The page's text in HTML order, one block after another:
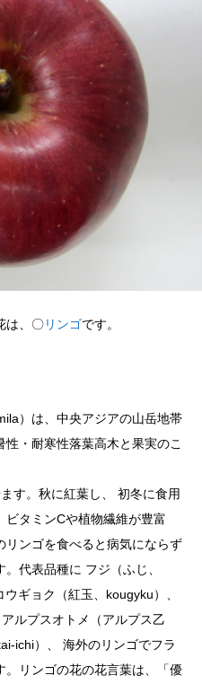
は、〇リンゴです。
）は、中央アジアの山岳地帯
・耐寒性落葉高木と果実のこ
す。秋に紅葉し、 初冬に食用
ビタミンCや植物繊維が豊富
リンゴを食べると病気にならず
代表品種に フジ（ふじ、
ギョク（紅玉、kougyku）、
ルプスオトメ（アルプス乙
ichi）、 海外のリンゴでフラ
。リンゴの花の花言葉は、「優